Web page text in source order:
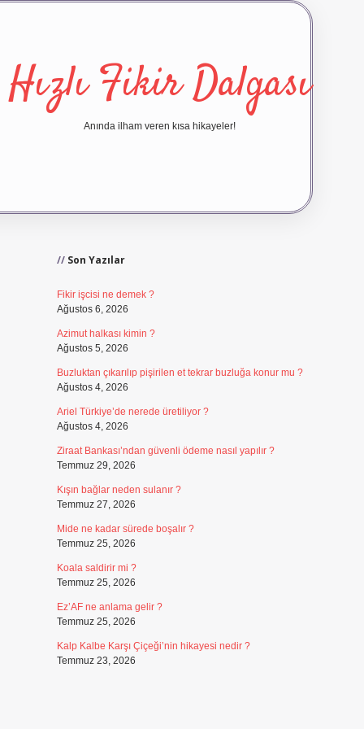
Hızlı Fikir Dalgası
Anında ilham veren kısa hikayeler!
Son Yazılar
Fikir işcisi ne demek ?
Ağustos 6, 2026
Azimut halkası kimin ?
Ağustos 5, 2026
Buzluktan çıkarılıp pişirilen et tekrar buzluğa konur mu ?
Ağustos 4, 2026
Ariel Türkiye’de nerede üretiliyor ?
Ağustos 4, 2026
Ziraat Bankası’ndan güvenli ödeme nasıl yapılır ?
Temmuz 29, 2026
Kışın bağlar neden sulanır ?
Temmuz 27, 2026
Mide ne kadar sürede boşalır ?
Temmuz 25, 2026
Koala saldirir mi ?
Temmuz 25, 2026
Ez’AF ne anlama gelir ?
Temmuz 25, 2026
Kalp Kalbe Karşı Çiçeği’nin hikayesi nedir ?
Temmuz 23, 2026